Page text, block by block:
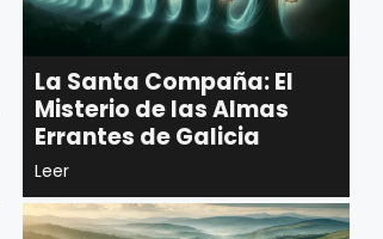
La Santa Compaña: El
Misterio de las Almas
Errantes de Galicia
Leer